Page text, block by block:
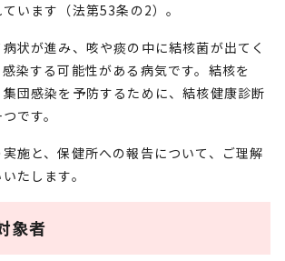
います（法第53条の2）。
状が進み、咳や痰の中に結核菌が出てく
染する可能性がある病気です。結核を
集団感染を予防するために、結核健康診断
です。
施と、保健所への報告について、ご理解
たします。
象者